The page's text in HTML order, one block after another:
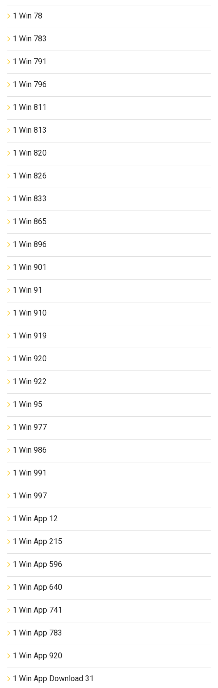
1 Win 78
1 Win 783
1 Win 791
1 Win 796
1 Win 811
1 Win 813
1 Win 820
1 Win 826
1 Win 833
1 Win 865
1 Win 896
1 Win 901
1 Win 91
1 Win 910
1 Win 919
1 Win 920
1 Win 922
1 Win 95
1 Win 977
1 Win 986
1 Win 991
1 Win 997
1 Win App 12
1 Win App 215
1 Win App 596
1 Win App 640
1 Win App 741
1 Win App 783
1 Win App 920
1 Win App Download 31